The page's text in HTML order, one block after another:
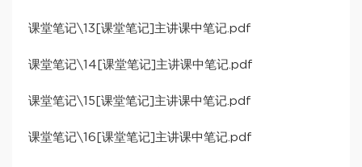
课堂笔记\13[课堂笔记]主讲课中笔记.pdf
课堂笔记\14[课堂笔记]主讲课中笔记.pdf
课堂笔记\15[课堂笔记]主讲课中笔记.pdf
课堂笔记\16[课堂笔记]主讲课中笔记.pdf